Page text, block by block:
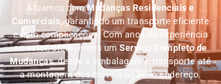
Atuamos comMudanças Residenciais e
Comerciais, garantindo um transporte eficiente
e sem complicações. Com anos de experiência
no setor, oferecemos umServiço Completo de
Mudanças, desde a embalagem e transporte até
a montagem dos móveis no novo endereço.